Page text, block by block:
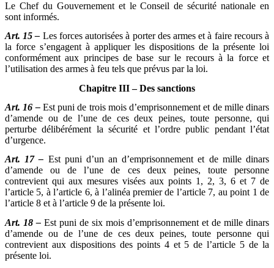
Le Chef du Gouvernement et le Conseil de sécurité nationale en
sont informés.
Art. 15 – Les forces autorisées à porter des armes et à faire recours à
la force s’engagent à appliquer les dispositions de la présente loi
conformément aux principes de base sur le recours à la force et
l’utilisation des armes à feu tels que prévus par la loi.
Chapitre III – Des sanctions
Art. 16 –Est puni de trois mois d’emprisonnement et de mille dinars
d’amende ou de l’une de ces deux peines, toute personne, qui
perturbe délibérément la sécurité et l’ordre public pendant l’état
d’urgence.
Art. 17 – Est puni d’un an d’emprisonnement et de mille dinars
d’amende ou de l’une de ces deux peines, toute personne
contrevient qui aux mesures visées aux points 1, 2, 3, 6 et 7 de
l’article 5, à l’article 6, à l’alinéa premier de l’article 7, au point 1 de
l’article 8 et à l’article 9 de la présente loi.
Art. 18 – Est puni de six mois d’emprisonnement et de mille dinars
d’amende ou de l’une de ces deux peines, toute personne qui
contrevient aux dispositions des points 4 et 5 de l’article 5 de la
présente loi.